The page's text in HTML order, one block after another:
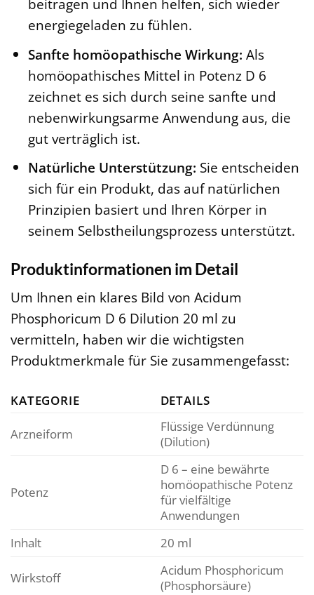
beitragen und Ihnen helfen, sich wieder
energiegeladen zu fühlen.
Sanfte homöopathische Wirkung: Als
homöopathisches Mittel in Potenz D 6
zeichnet es sich durch seine sanfte und
nebenwirkungsarme Anwendung aus, die
gut verträglich ist.
Natürliche Unterstützung: Sie entscheiden
sich für ein Produkt, das auf natürlichen
Prinzipien basiert und Ihren Körper in
seinem Selbstheilungsprozess unterstützt.
Produktinformationen im Detail
Um Ihnen ein klares Bild von Acidum
Phosphoricum D 6 Dilution 20 ml zu
vermitteln, haben wir die wichtigsten
Produktmerkmale für Sie zusammengefasst:
KATEGORIE DETAILS
Arzneiform
Flüssige Verdünnung
(Dilution)
Potenz
D 6 – eine bewährte
homöopathische Potenz
für vielfältige
Anwendungen
Inhalt
20 ml
Wirkstoff
Acidum Phosphoricum
(Phosphorsäure)